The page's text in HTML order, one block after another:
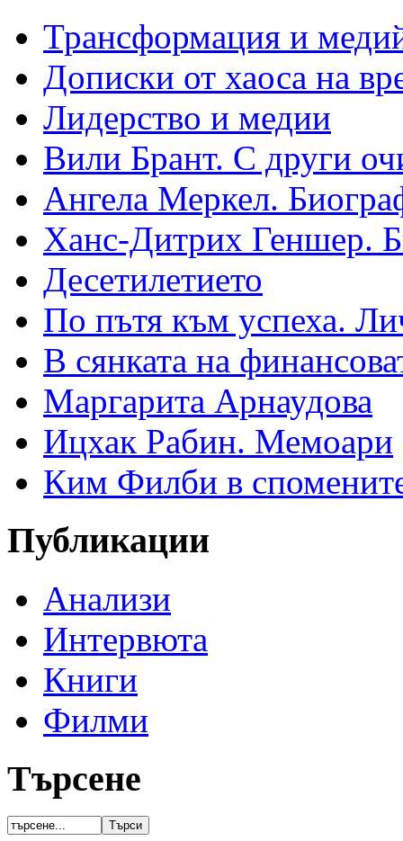
Трансформация и
Дописки от хаоса на
Лидерство и медии
Вили Брант. С други
Ангела Меркел.
Ханс-Дитрих Геншер.
Десетилетието
По пътя към успеха.
В сянката на
Маргарита Арнаудова
Ицхак Рабин. Мемоари
Ким Филби в
Публикации
Анализи
Интервюта
Книги
Филми
Търсене